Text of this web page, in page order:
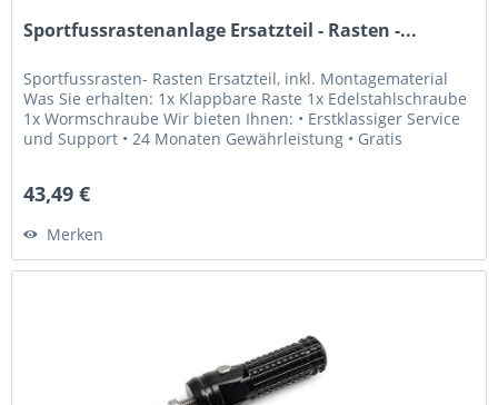
Sportfussrastenanlage Ersatzteil - Rasten -...
Sportfussrasten- Rasten Ersatzteil, inkl. Montagematerial
Was Sie erhalten: 1x Klappbare Raste 1x Edelstahlschraube
1x Wormschraube Wir bieten Ihnen: • Erstklassiger Service
und Support • 24 Monaten Gewährleistung • Gratis
43,49 €
Merken